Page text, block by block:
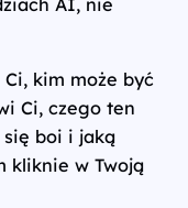
AI, nie
kim może być
Ci, czego ten
boi i jaką
kliknie w Twoją